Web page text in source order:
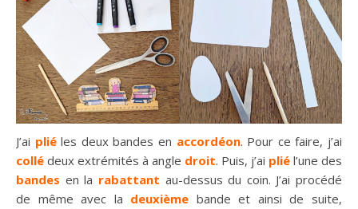
J’ai plié les deux bandes en accordéon. Pour ce faire, j’ai
collé deux extrémités à angle droit. Puis, j’ai plié l’une des
bandes en la rabattant au-dessus du coin. J’ai procédé
de même avec la deuxième bande et ainsi de suite,